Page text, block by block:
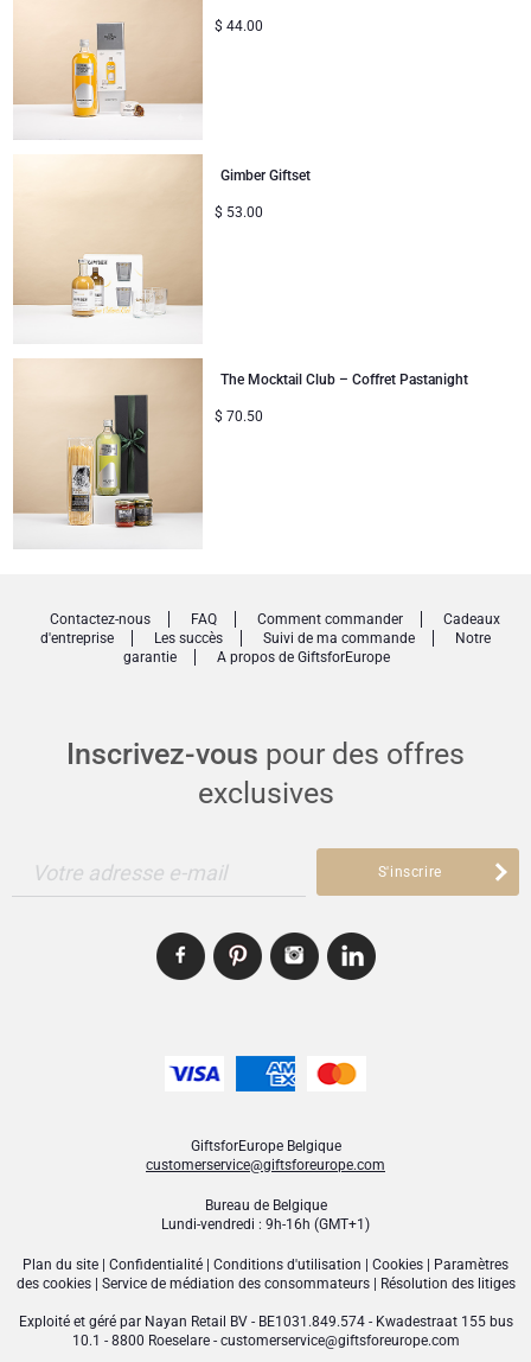
$ 44.00
Gimber Giftset
$ 53.00
The Mocktail Club – Coffret Pastanight
$ 70.50
Inscrivez-vous pour des offres
exclusives
Votre adresse e-mail S'inscrire
Contactez-nous FAQ Comment commander
Cadeaux
d'entreprise
Les succès Suivi de ma commande
Notre
garantie
A propos de GiftsforEurope
GiftsforEurope Belgique
customerservice@giftsforeurope.com
Bureau de Belgique
Lundi-vendredi : 9h-16h (GMT+1)
Plan du site Confidentialité Conditions d'utilisation Cookies
Paramètres
des cookies| Service de médiation des consommateurs| Résolution des litiges
Exploité et géré par Nayan Retail BV- BE1031.849.574 - Kwadestraat 155 bus
10.1 - 8800 Roeselare - customerservice@giftsforeurope.com